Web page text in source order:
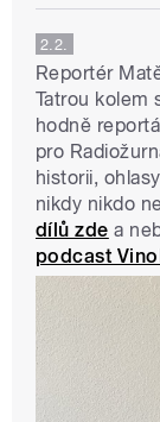
2.2.
Reportér
Tatrou kolem
hodně
pro
historii,
nikdy nikdo
dílů zde a
podcast